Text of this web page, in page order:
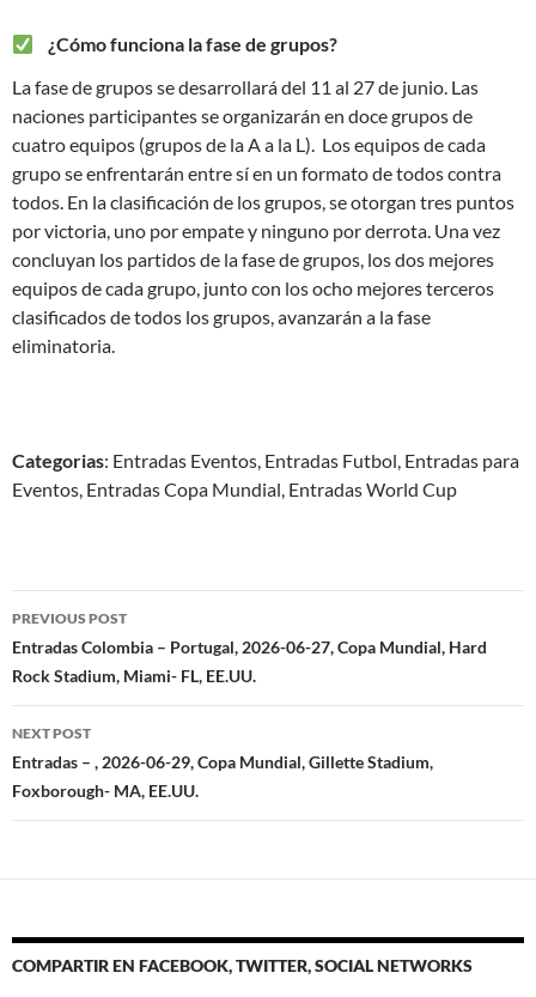
¿Cómo funciona la fase de grupos?
La fase de grupos se desarrollará del 11 al 27 de junio. Las
naciones participantes se organizarán en doce grupos de
cuatro equipos (grupos de la A a la L). Los equipos de cada
grupo se enfrentarán entre sí en un formato de todos contra
todos. En la clasificación de los grupos, se otorgan tres puntos
por victoria, uno por empate y ninguno por derrota. Una vez
concluyan los partidos de la fase de grupos, los dos mejores
equipos de cada grupo, junto con los ocho mejores terceros
clasificados de todos los grupos, avanzarán a la fase
eliminatoria.
Categorias: Entradas Eventos, Entradas Futbol, Entradas para
Eventos, Entradas Copa Mundial, Entradas World Cup
Post
navigation
PREVIOUS POST
Entradas Colombia – Portugal, 2026-06-27, Copa Mundial, Hard
Rock Stadium, Miami- FL, EE.UU.
NEXT POST
Entradas – , 2026-06-29, Copa Mundial, Gillette Stadium,
Foxborough- MA, EE.UU.
COMPARTIR EN FACEBOOK, TWITTER, SOCIAL NETWORKS